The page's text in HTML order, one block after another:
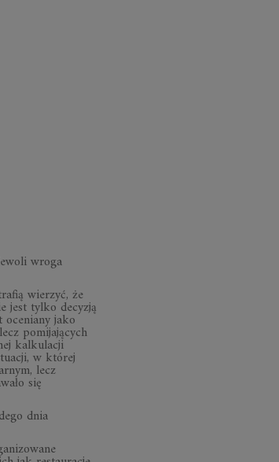
wroga
wierzyć, że
jest tylko decyzją
jako
pomijających
kalkulacji
w której
lecz
się
dnia